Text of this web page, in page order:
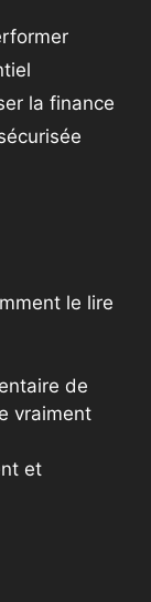
la finance
le lire
de
vraiment
et